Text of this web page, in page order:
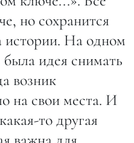
но сохранится
истории. На одном
идея снимать
возник
на свои места. И
то другая